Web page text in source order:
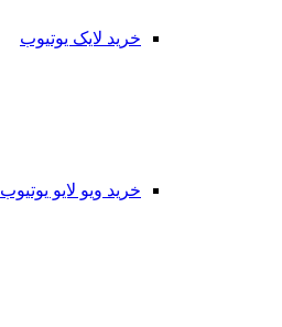
خرید لایک یوتیوب
خرید ویو لایو یوتیوب